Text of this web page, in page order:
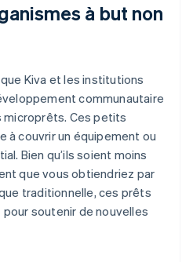
à but non
Kiva et les institutions
communautaire
microprêts. Ces petits
couvrir un équipement ou
Bien qu’ils soient moins
que vous obtiendriez par
traditionnelle, ces prêts
soutenir de nouvelles